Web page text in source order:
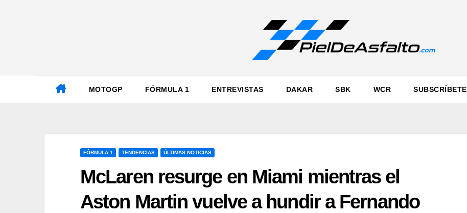
MOTOGP FÓRMULA 1 ENTREVISTAS DAKAR SBK WCR SUBSCRÍBETE
FÓRMULA 1 TENDENCIAS ÚLTIMAS NOTICIAS
McLaren resurge en Miami mientras el
Aston Martin vuelve a hundir a Fernando